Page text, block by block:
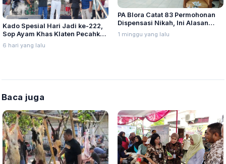
Kado Spesial Hari Jadi ke-222,
Sop Ayam Khas Klaten Pecahkan
Rekor MURI dan Dunia
6 hari yang lalu
PA Blora Catat 83 Permohonan
Dispensasi Nikah, Ini Alasan
yang Paling Banyak Diajukan
1 minggu yang lalu
Baca juga